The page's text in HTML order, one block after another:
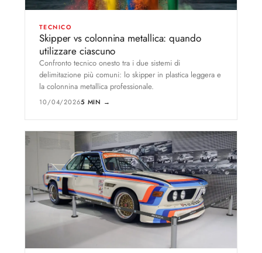
TECNICO
Skipper vs colonnina metallica: quando
utilizzare ciascuno
Confronto tecnico onesto tra i due sistemi di
delimitazione più comuni: lo skipper in plastica leggera e
la colonnina metallica professionale.
10/04/20265 MIN →